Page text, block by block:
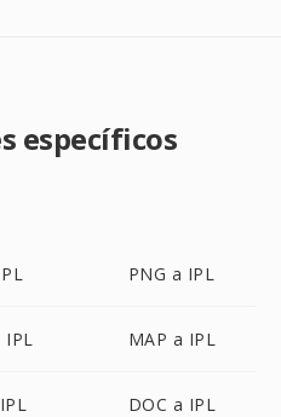
específicos
PNG a IPL
IPL MAP a IPL
DOC a IPL